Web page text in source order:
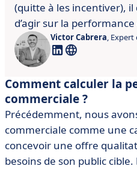
(quitte à les incentiver),
d’agir sur la
Victor Cabrera,
Comment calculer la
commerciale ?
Précédemment, nous
commerciale comme une
concevoir une offre
besoins de son public